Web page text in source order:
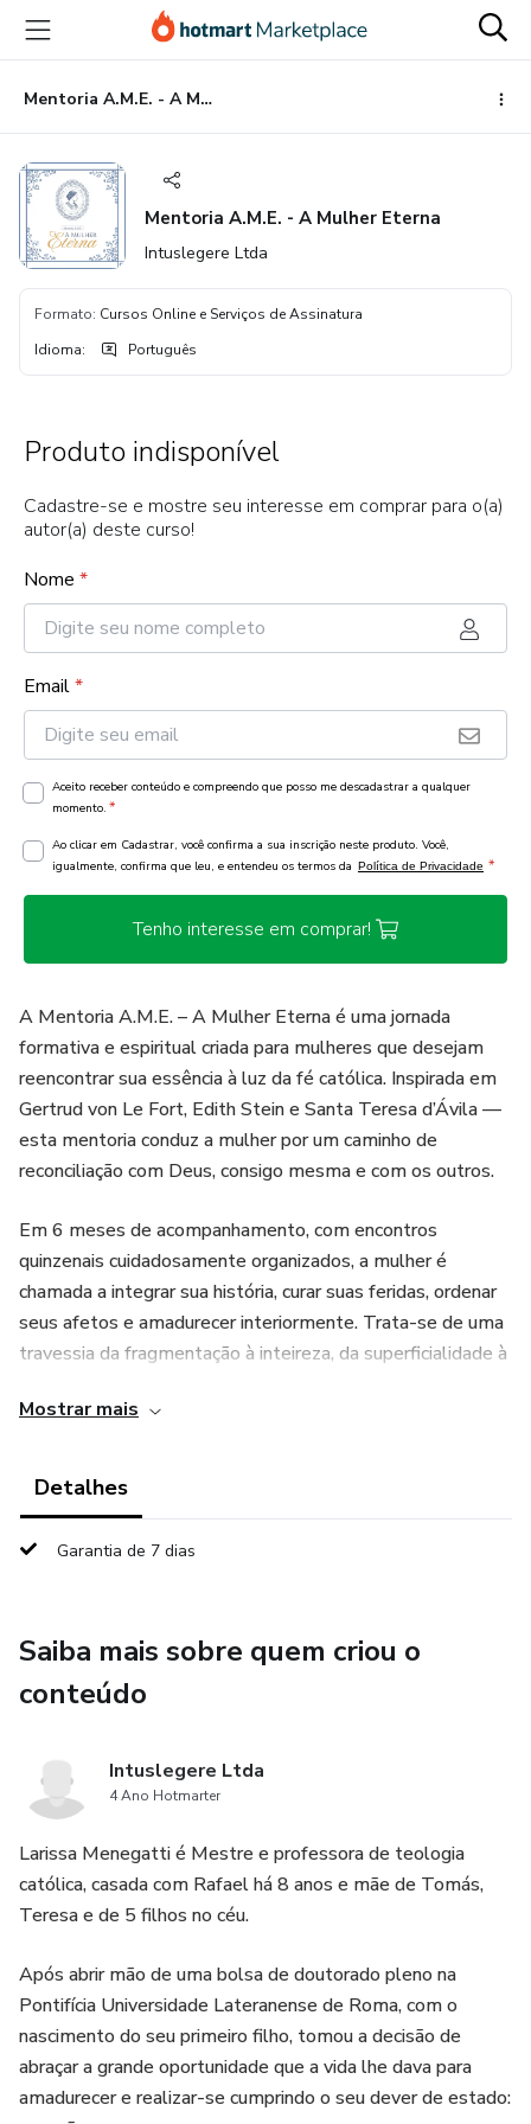
para
conteúdo
principal
para
pagamento
para
rodapé
Mentoria A.M.E. - A Mulher Eterna
Mentoria A.M.E. - A Mulher Eterna
Intuslegere Ltda
Formato: Cursos Online e Serviços de Assinatura
Idioma: Português
Produto indisponível
Cadastre-se e mostre seu interesse em comprar para o(a)
autor(a) deste curso!
Nome *
Email*
Aceito receber conteúdo e compreendo que posso me descadastrar a qualquer
momento. *
Ao clicar em Cadastrar, você confirma a sua inscrição neste produto. Você,
igualmente, confirma que leu, e entendeu os termos da Política de Privacidade *
Tenho interesse em comprar!
A Mentoria A.M.E. – A Mulher Eterna é uma jornada
formativa e espiritual criada para mulheres que desejam
reencontrar sua essência à luz da fé católica. Inspirada em
Gertrud von Le Fort, Edith Stein e Santa Teresa d’Ávila —
esta mentoria conduz a mulher por um caminho de
reconciliação com Deus, consigo mesma e com os outros.
Em 6 meses de acompanhamento, com encontros
quinzenais cuidadosamente organizados, a mulher é
chamada a integrar sua história, curar suas feridas, ordenar
seus afetos e amadurecer interiormente. Trata-se de uma
travessia da fragmentação à inteireza, da superficialidade à
Mostrar mais
Detalhes
Garantia de 7 dias
Saiba mais sobre quem criou o
conteúdo
Intuslegere Ltda
4 Ano Hotmarter
Larissa Menegatti é Mestre e professora de teologia
católica, casada com Rafael há 8 anos e mãe de Tomás,
Teresa e de 5 filhos no céu.
Após abrir mão de uma bolsa de doutorado pleno na
Pontifícia Universidade Lateranense de Roma, com o
nascimento do seu primeiro filho, tomou a decisão de
abraçar a grande oportunidade que a vida lhe dava para
amadurecer e realizar-se cumprindo o seu dever de estado: